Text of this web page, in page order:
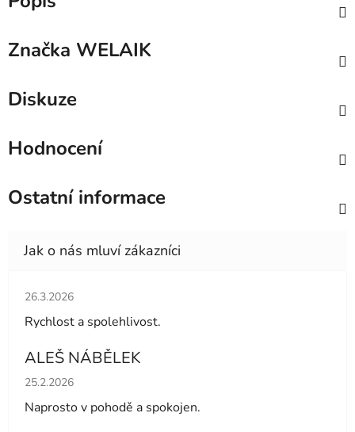
Značka WELAIK
Diskuze
Hodnocení
Ostatní informace
Hodnocení obchodu je 5 z 5 hvězdiček.
26.3.2026
Rychlost a spolehlivost.
ALEŠ NÁBĚLEK
Hodnocení obchodu je 5 z 5 hvězdiček.
25.2.2026
Naprosto v pohodě a spokojen.